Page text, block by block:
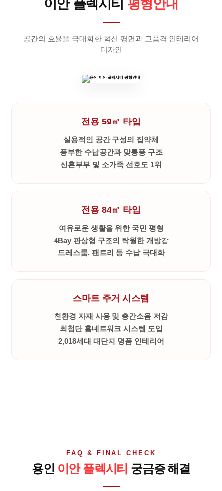
이안 플렉시티 평형안내
공간의 효율을 극대화한 혁신 평면과 고품격 인테리어
디자인
전용 59㎡ 타입
실용적인 공간 구성의 집약체
풍부한 수납공간과 맞통풍 구조
신혼부부 및 소가족 선호도 1위
전용 84㎡ 타입
여유로운 생활을 위한 국민 평형
4Bay 판상형 구조의 탁월한 개방감
드레스룸, 팬트리 등 수납 극대화
스마트 주거 시스템
친환경 자재 사용 및 층간소음 저감
최첨단 홈네트워크 시스템 도입
2,018세대 대단지 명품 인테리어
FAQ & FINAL CHECK
용인 이안 플렉시티 궁금증 해결